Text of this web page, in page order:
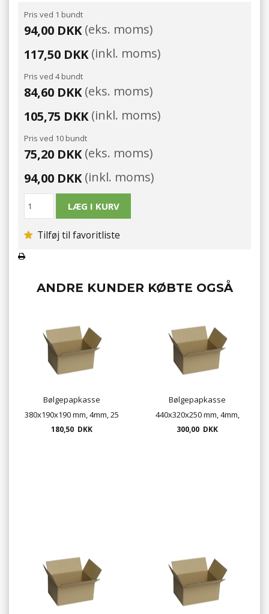
Pris ved 1 bundt
94,00 DKK(eks. moms)
117,50 DKK(inkl. moms)
Pris ved 4 bundt
84,60 DKK(eks. moms)
105,75 DKK(inkl. moms)
Pris ved 10 bundt
75,20 DKK(eks. moms)
94,00 DKK(inkl. moms)
Tilføj til favoritliste
ANDRE KUNDER KØBTE OGSÅ
Bølgepapkasse
380x190x190 mm, 4mm, 25
stk. pr. bundt
180,50 DKK
Bølgepapkasse
440x320x250 mm, 4mm,
25stk. pr. bundt
300,00 DKK